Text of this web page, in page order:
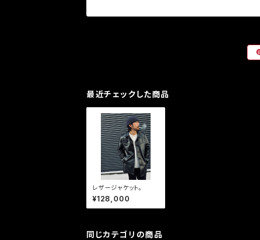
最近チェックした商品
レザージャケット。
¥128,000
同じカテゴリの商品